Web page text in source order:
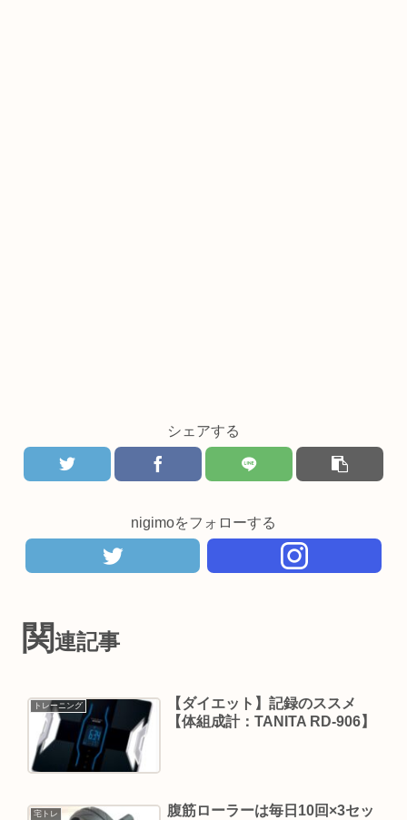
シェアする
nigimoをフォローする
関連記事
トレーニング
【ダイエット】記録のススメ
【体組成計：TANITA RD-906】
宅トレ
腹筋ローラーは毎日10回×3セッ